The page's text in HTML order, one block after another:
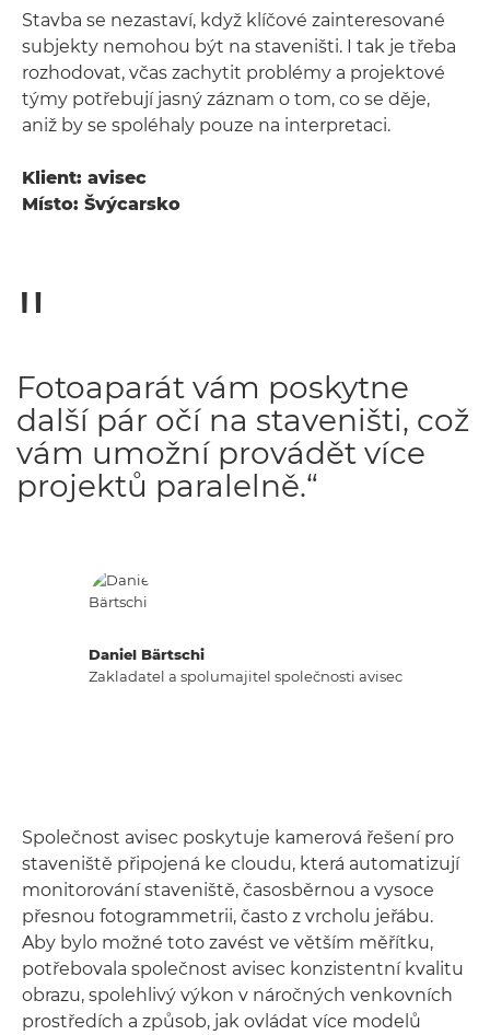
Stavba se nezastaví, když klíčové zainteresované
subjekty nemohou být na staveništi. I tak je třeba
rozhodovat, včas zachytit problémy a projektové
týmy potřebují jasný záznam o tom, co se děje,
aniž by se spoléhaly pouze na interpretaci.
Klient: avisec
Místo: Švýcarsko
Daniel Bärtschi
Zakladatel a spolumajitel společnosti avisec
Fotoaparát vám poskytne
další pár očí na staveništi, což
vám umožní provádět více
projektů paralelně.“
Společnost avisec poskytuje kamerová řešení pro
staveniště připojená ke cloudu, která automatizují
monitorování staveniště, časosběrnou a vysoce
přesnou fotogrammetrii, často z vrcholu jeřábu.
Aby bylo možné toto zavést ve větším měřítku,
potřebovala společnost avisec konzistentní kvalitu
obrazu, spolehlivý výkon v náročných venkovních
prostředích a způsob, jak ovládat více modelů